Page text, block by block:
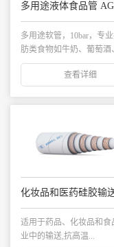
多用途软管，10bar，专
肪类食物如牛奶、葡萄酒
酒、饮用水等...
查看详细
适用于药品、化妆品和食
业中的输送,抗高温...